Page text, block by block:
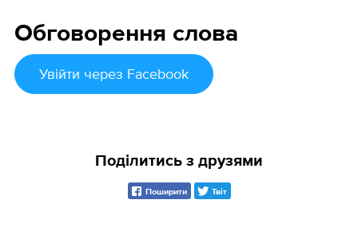
Обговорення слова
Увійти через Facebook
Поділитись з друзями
Поширити Твіт